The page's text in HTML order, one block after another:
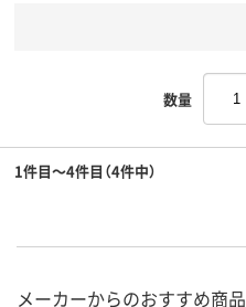
数量
1件目～4件目（4件中）
メーカーからのおすすめ商品